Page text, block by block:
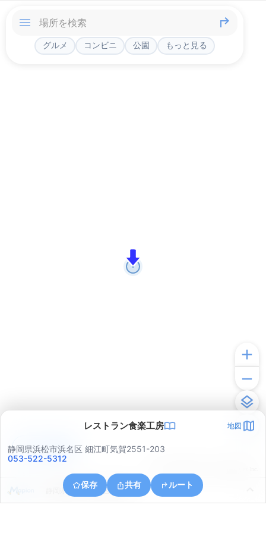
グルメ コンビニ 公園 もっと見る
レストラン食楽工房 地図
静岡県浜松市浜名区 細江町気賀2551-203
053-522-5312
保存 共有 ルート
静岡県浜松市中央区和地町
アプリで見る